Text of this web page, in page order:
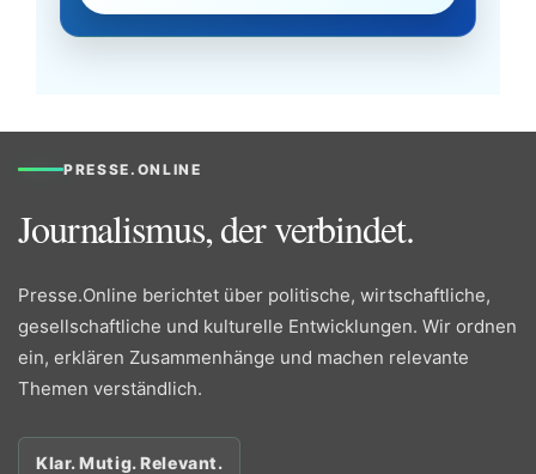
PRESSE.ONLINE
Journalismus, der verbindet.
Presse.Online berichtet über politische, wirtschaftliche,
gesellschaftliche und kulturelle Entwicklungen. Wir ordnen
ein, erklären Zusammenhänge und machen relevante
Themen verständlich.
Klar. Mutig. Relevant.